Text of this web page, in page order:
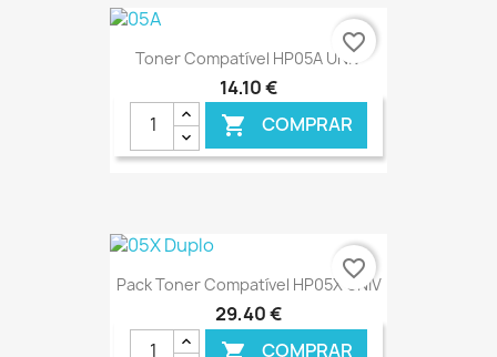
€ ONLINE
Toner Compatível HP05A UNIV
14,10 €
 COMPRAR
€ ONLINE
favorite_border
Pack Toner Compatível HP05X UNIV
29,40 €
COMPRAR
favorite_border